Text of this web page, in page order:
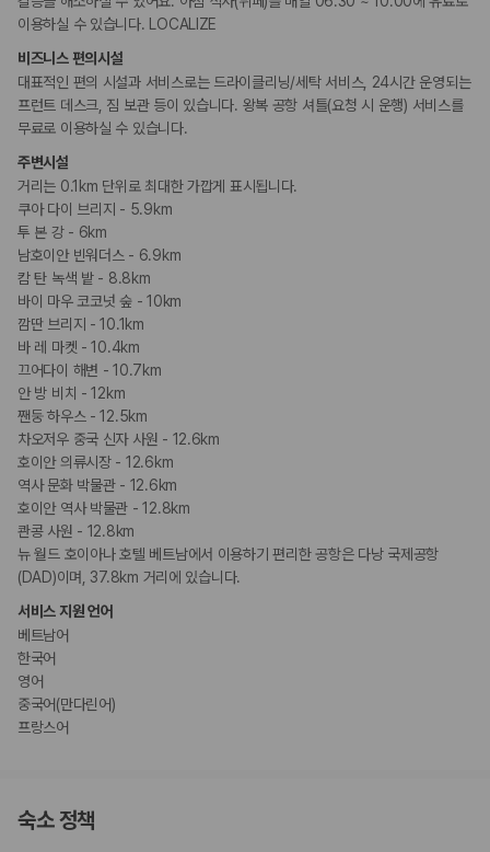
휠체어 이용 가능 화장실
휠체어로 이용 가능
흡연 시설
지정 흡연 구역
커플/프라이빗 다이닝
프러포즈/로맨스 패키지 이용 가능
프라이빗 피크닉
이용하실 수 있습니다. LOCALIZE
비즈니스 편의시설
대표적인 편의 시설과 서비스로는 드라이클리닝/세탁 서비스, 24시간 운영되는
프런트 데스크, 짐 보관 등이 있습니다. 왕복 공항 셔틀(요청 시 운행) 서비스를
무료로 이용하실 수 있습니다.
주변시설
거리는 0.1km 단위로 최대한 가깝게 표시됩니다.
쿠아 다이 브리지 - 5.9km
투 본 강 - 6km
남호이안 빈워더스 - 6.9km
캄 탄 녹색 밭 - 8.8km
바이 마우 코코넛 숲 - 10km
깜딴 브리지 - 10.1km
바 레 마켓 - 10.4km
끄어다이 해변 - 10.7km
안 방 비치 - 12km
짼둥 하우스 - 12.5km
차오저우 중국 신자 사원 - 12.6km
호이안 의류시장 - 12.6km
역사 문화 박물관 - 12.6km
호이안 역사 박물관 - 12.8km
콴콩 사원 - 12.8km
뉴 월드 호이아나 호텔 베트남에서 이용하기 편리한 공항은 다낭 국제공항
(DAD)이며, 37.8km 거리에 있습니다.
서비스 지원 언어
베트남어
한국어
영어
중국어(만다린어)
프랑스어
숙소 정책